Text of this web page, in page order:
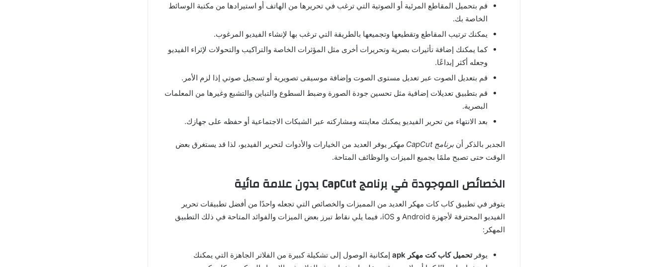
قم بتحميل المقاطع المرئية أو الصوتية التي ترغب في تحريرها من الهاتف أو استيرادها من مكتبة الوسائط
الخاصة بك.
يمكنك ترتيب المقاطع وتقطيعها وتجميعها بالطريقة التي ترغب بها لإنشاء الفيديو المرغوب.
كما يمكنك إضافة تأثيرات بصرية وتحريرات أخرى مثل المؤثرات الخاصة والتراكيب والتحولات لإثراء الفيديو
وجعله أكثر إبداعًا.
قم بتعديل الصوت عبر تعديل مستوى الصوت وإضافة موسيقى تصويرية أو تسجيل صوتي إذا لزم الأمر .
قم بتطبيق تعديلات إضافية مثل تحسين جودة الصورة وضبط السطوع والتباين والتشبع وغيرها من المعلمات
البصرية.
بعد الانتهاء من تحرير الفيديو يمكنك معاينته ومشاركته عبر الشبكات الاجتماعية أو حفظه على جهازك.
الجدير بالذكر أن برنامج CapCut مهكر
يوفر العديد من الخيارات والأدوات لتحرير الفيديو، لذا قد يستغرق بعض
الوقت حتى تصبح ملمًا بجميع الميزات والوظائف المتاحة.
الخصائص الموجودة في برنامج
يتوفر في تطبيقكاب كات مهكر العديد من المميزات والخصائص التي تجعله واحدًا من أفضل تطبيقات تحرير
الفيديو المحترفة لأجهزة
و
، فيما يلي نقاط تبرز بعض الميزات والفوائد المتاحة في ذلك التطبيق
المهكر :
يوفرتحميل كاب كت مهكر
إمكانية الوصول إلى تشكيلة كبيرة من الفلاتر الجاهزة التي يمكنك